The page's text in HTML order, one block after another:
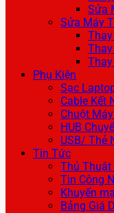
Sửa
Sửa Máy
Phụ Kiện
Sạc
Cable Kết
Chuột
HUB
USB/ Thẻ
Tin Tức
Thủ Thuật
Tin Công
Khuyến
Bảng Giá